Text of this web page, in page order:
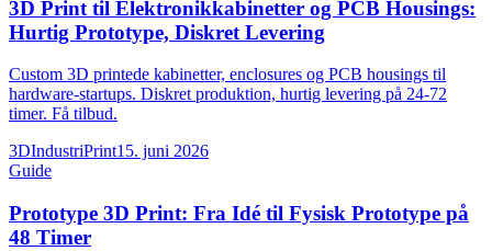
3D Print til Elektronikkabinetter og PCB Housings:
Hurtig Prototype, Diskret Levering
Custom 3D printede kabinetter, enclosures og PCB housings til
hardware-startups. Diskret produktion, hurtig levering på 24-72
timer. Få tilbud.
3DIndustriPrint15. juni 2026
Guide
Prototype 3D Print: Fra Idé til Fysisk Prototype på
48 Timer